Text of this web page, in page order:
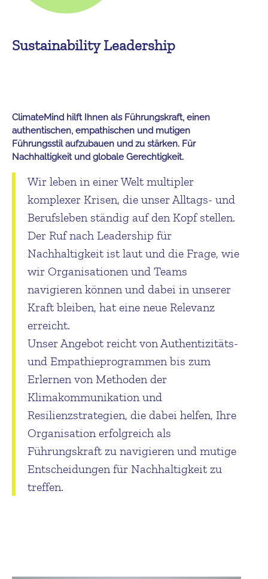
Sustainability Leadership
ClimateMind hilft Ihnen als Führungskraft, einen
authentischen, empathischen und mutigen
Führungsstil aufzubauen und zu stärken. Für
Nachhaltigkeit und globale Gerechtigkeit.
Wir leben in einer Welt multipler
komplexer Krisen, die unser Alltags- und
Berufsleben ständig auf den Kopf stellen.
Der Ruf nach Leadership für
Nachhaltigkeit ist laut und die Frage, wie
wir Organisationen und Teams
navigieren können und dabei in unserer
Kraft bleiben, hat eine neue Relevanz
erreicht.
Unser Angebot reicht von Authentizitäts-
und Empathieprogrammen bis zum
Erlernen von Methoden der
Klimakommunikation und
Resilienzstrategien, die dabei helfen, Ihre
Organisation erfolgreich als
Führungskraft zu navigieren und mutige
Entscheidungen für Nachhaltigkeit zu
treffen.